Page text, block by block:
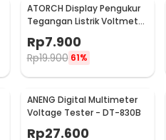
ATORCH Display Pengukur
Tegangan Listrik Voltmeter
Rp7.900
Rp19.900 61%
ANENG Digital Multimeter
Voltage Tester - DT-830B
Rp27.600